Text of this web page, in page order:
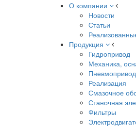
О компании
Новости
Статьи
Продукция
Гидропривод
Механика,
Пневмопривод
Реализация
Смазочное
Станочная
Фильтры